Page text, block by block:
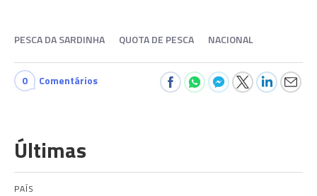
PESCA DA SARDINHA QUOTA DE PESCA NACIONAL
0 Comentários
Últimas
PAÍS